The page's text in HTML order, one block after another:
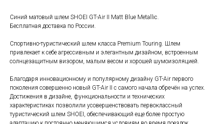
Синий матовый шлем SHOEI GT-Air II Matt Blue Metallic.
Бесплатная доставка по России.
Спортивно-туристический шлем класса Premium Touring. Шлем
привлекает к себе агрессивным и элегантным дизайном, встроенным
солнцезащитным визором, малым весом и хорошей шумоизоляцией.
Благодаря инновационному и популярному дизайну GT-Air первого
поколения совершенно новый GT-Air II с самого начала обречён на успех.
Достижения в дизайне, функциональности и технических
характеристиках позволили усовершенствовать первоклассный
туристический шлем SHOEI, обеспечивающий еще более простую